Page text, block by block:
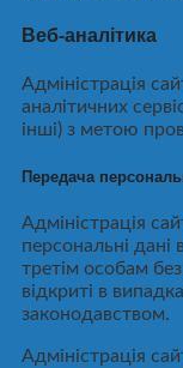
Веб-аналітика
Адміністрація
аналітичних
інші) з метою
Передача
Адміністрація
персональні дані
третім особам
відкриті в
законодавством.
Адміністрація